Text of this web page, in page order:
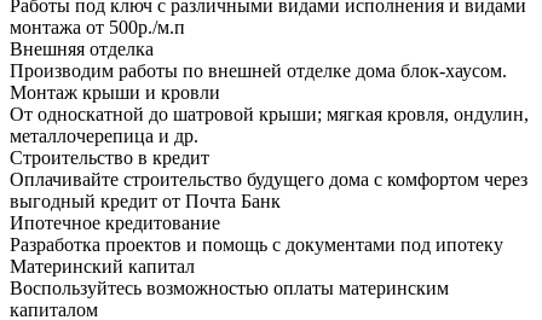
Работы под ключ с различными видами исполнения и видами
монтажа от 500р./м.п
Внешняя отделка
Производим работы по внешней отделке дома блок-хаусом.
Монтаж крыши и кровли
От односкатной до шатровой крыши; мягкая кровля, ондулин,
металлочерепица и др.
Строительство в кредит
Оплачивайте строительство будущего дома с комфортом через
выгодный кредит от Почта Банк
Ипотечное кредитование
Разработка проектов и помощь с документами под ипотеку
Материнский капитал
Воспользуйтесь возможностью оплаты материнским
капиталом